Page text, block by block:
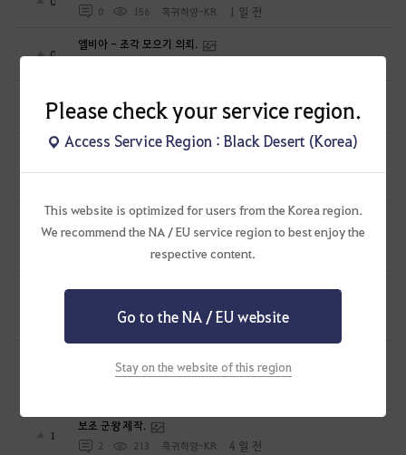
Please check your service region.
Access Service Region : Black Desert (Korea)
This website is optimized for users from the Korea region.
We recommend the NA / EU service region to best enjoy the
respective content.
Go to the NA / EU website
Stay on the website of this region
0 156 흑귀하양-KR 1 일 전
0
엘비아 - 조각 모으기 의뢰.
0
0 102 흑귀하양-KR 1 일 전
⭐꽃말⭐ 길드에서 새로운 길드원을 모집합니다~ 많은 관심
0
신규 악세 루트에 따른 비용 계산표 #에크레타#아페론#카라자드#
데보레카
만두집아들I검사학개론
하이퍼부스트 완벽 가이드[시즌 졸업 부터 공방합 750까지] _
423 만두집아들I검사학개론 2 일 전
수치. 공격력 구간, 방어력 구간/ 공구간, 방구간
1
보조 군왕 제작.
2 213 흑귀하양-KR 4 일 전